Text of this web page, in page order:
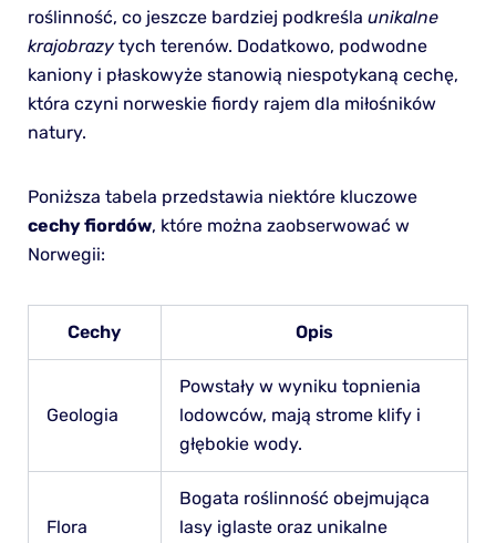
roślinność, co jeszcze bardziej podkreśla unikalne
krajobrazytych terenów. Dodatkowo, podwodne
kaniony i płaskowyże stanowią niespotykaną cechę,
która czyni norweskie fiordy rajem dla miłośników
natury.
Poniższa tabela przedstawia niektóre kluczowe
cechy fiordów, które można zaobserwować w
Norwegii:
Cechy Opis
Geologia
Powstały w wyniku topnienia
lodowców, mają strome klify i
głębokie wody.
Flora
Bogata roślinność obejmująca
lasy iglaste oraz unikalne